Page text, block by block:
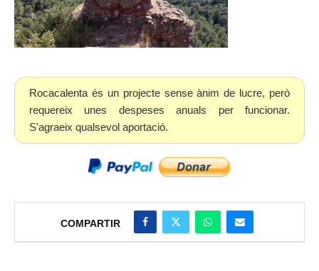
Rocacalenta és un projecte sense ànim de lucre, però
requereix unes despeses anuals per funcionar.
S'agraeix qualsevol aportació.
COMPARTIR